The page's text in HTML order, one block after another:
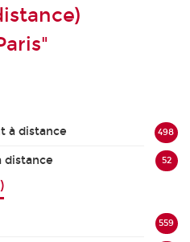
à distance 498
distance 52
559